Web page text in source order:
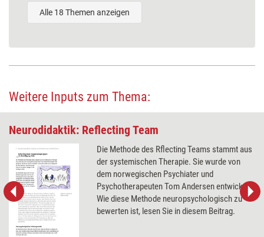
Alle 18 Themen anzeigen
Weitere Inputs zum Thema:
Neurodidaktik: Reflecting Team
Die Methode des Rflecting Teams stammt aus
der systemischen Therapie. Sie wurde von
dem norwegischen Psychiater und
Psychotherapeuten Tom Andersen entwickelt.
Wie diese Methode neuropsychologisch zu
bewerten ist, lesen Sie in diesem Beitrag.